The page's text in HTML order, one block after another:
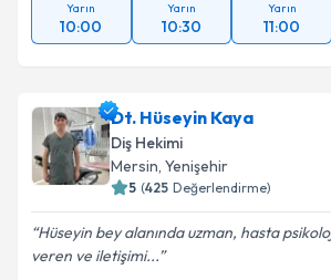
Yarın
10:00
Yarın
10:30
Yarın
11:00
Dt. Hüseyin Kaya
Diş Hekimi
Mersin, Yenişehir
5 (425 Değerlendirme)
Hüseyin bey alanında uzman, hasta
veren ve iletişimi...